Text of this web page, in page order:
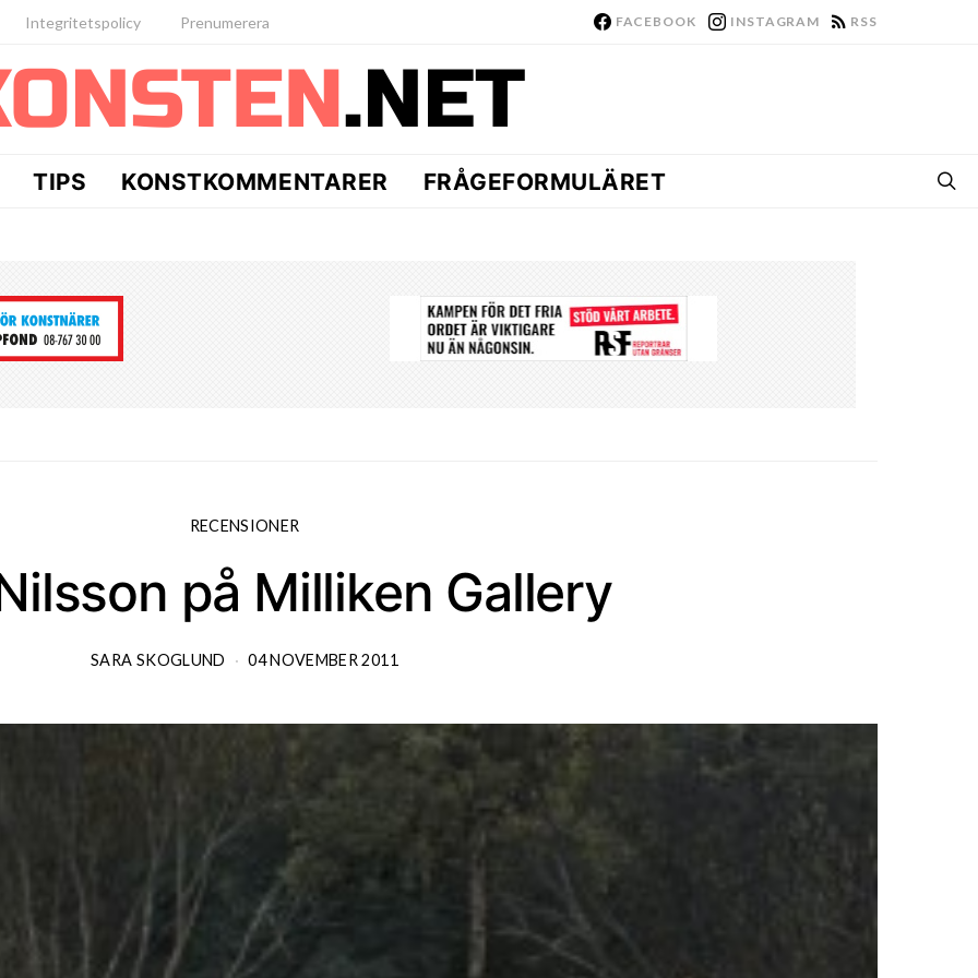
Integritetspolicy Prenumerera FACEBOOK INSTAGRAM RSS
TIPS KONSTKOMMENTARER FRÅGEFORMULÄRET
RECENSIONER
på Milliken Gallery
SARA SKOGLUND 04 NOVEMBER 2011